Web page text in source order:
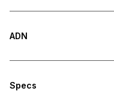
ADN
Specs